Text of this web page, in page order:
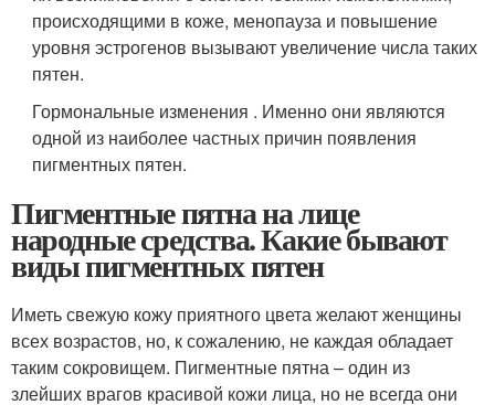
происходящими в коже, менопауза и повышение
уровня эстрогенов вызывают увеличение числа таких
пятен.
Гормональные изменения . Именно они являются
одной из наиболее частных причин появления
пигментных пятен.
Пигментные пятна на лице
народные средства. Какие бывают
виды пигментных пятен
Иметь свежую кожу приятного цвета желают женщины
всех возрастов, но, к сожалению, не каждая обладает
таким сокровищем. Пигментные пятна – один из
злейших врагов красивой кожи лица, но не всегда они